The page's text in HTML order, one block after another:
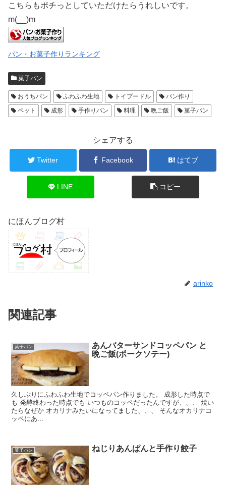
こちらもポチっとしていただけたらうれしいです。
m(__)m
パン・お菓子作りランキング
菓子パン
おうちパン ふわふわ生地 トイプードル
パン作り
ペット
成形 手作りパン 料理 晩ご飯 菓子パン
シェアする
Twitter Facebook はてブ
LINE コピー
にほんブログ村
arinko
関連記事
菓子パン
あんバターサンドコッペパン と
晩ご飯(ポークソテー)
久しぶりにふわふわ生地でコッペパン作りました。 成形した時点で
も 発酵終わった時点でも いつものコッペだったんですが、、、 焼い
たらなぜか オカリナみたいになってました、、、 そんなオカリナコ
ッペにあ...
菓子パン ねじりあんぱんと手作り餃子